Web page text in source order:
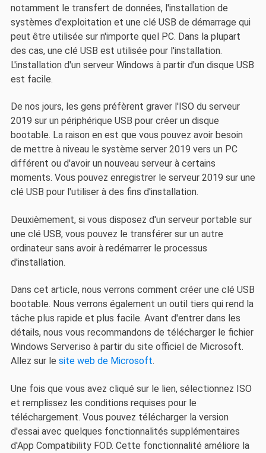
notamment le transfert de données, l'installation de
systèmes d'exploitation et une clé USB de démarrage qui
peut être utilisée sur n'importe quel PC. Dans la plupart
des cas, une clé USB est utilisée pour l'installation.
L'installation d'un serveur Windows à partir d'un disque USB
est facile.
De nos jours, les gens préfèrent graver l'ISO du serveur
2019 sur un périphérique USB pour créer un disque
bootable. La raison en est que vous pouvez avoir besoin
de mettre à niveau le système server 2019 vers un PC
différent ou d'avoir un nouveau serveur à certains
moments. Vous pouvez enregistrer le serveur 2019 sur une
clé USB pour l'utiliser à des fins d'installation.
Deuxièmement, si vous disposez d'un serveur portable sur
une clé USB, vous pouvez le transférer sur un autre
ordinateur sans avoir à redémarrer le processus
d'installation.
Dans cet article, nous verrons comment créer une clé USB
bootable. Nous verrons également un outil tiers qui rend la
tâche plus rapide et plus facile. Avant d'entrer dans les
détails, nous vous recommandons de télécharger le fichier
Windows Server.iso à partir du site officiel de Microsoft.
Allez sur le site web de Microsoft.
Une fois que vous avez cliqué sur le lien, sélectionnez ISO
et remplissez les conditions requises pour le
téléchargement. Vous pouvez télécharger la version
d'essai avec quelques fonctionnalités supplémentaires
d'App Compatibility FOD. Cette fonctionnalité améliore la